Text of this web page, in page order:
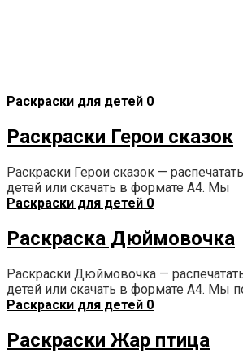
Раскраски для детей 0
Раскраски Герои сказок
Раскраски Герои сказок —
детей или скачать в формате А4. Мы
Раскраски для детей 0
Раскраска Дюймовочка
Раскраски Дюймовочка —
детей или скачать в формате А4. Мы
Раскраски для детей 0
Раскраски Жар птица